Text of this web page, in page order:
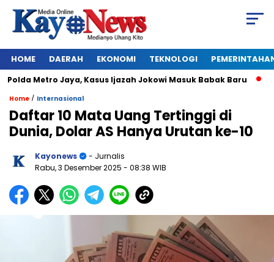
HOME DAERAH EKONOMI TEKNOLOGI
Metro Jaya, Kasus Ijazah Jokowi Masuk Babak Baru
Home / Internasional
Daftar 10 Mata Uang Tertinggi di
Dunia, Dolar AS Hanya Urutan ke-10
Kayonews
- Jurnalis
Rabu, 3 Desember 2025 - 08:38 WIB